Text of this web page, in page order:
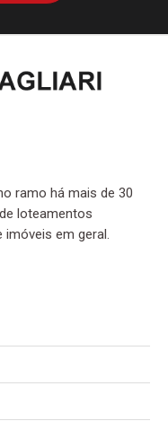
ramo há mais de 30
loteamentos
imóveis em geral.